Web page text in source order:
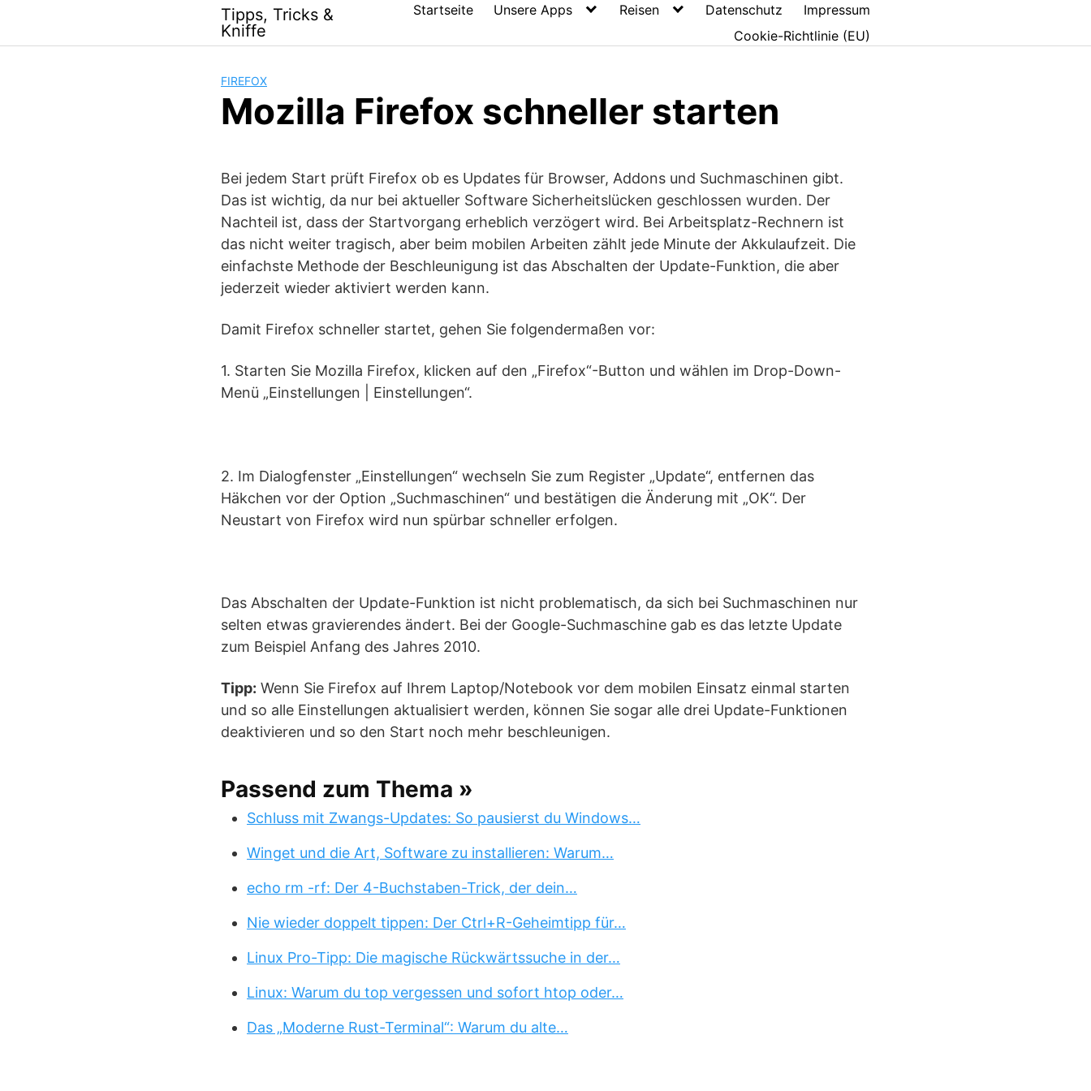
content
Tipps, Tricks &
Kniffe
Startseite Unsere Apps Reisen Datenschutz
Impressum
Cookie-Richtlinie (EU)
FIREFOX
Mozilla Firefox schneller starten
Bei jedem Start prüft Firefox ob es Updates für Browser, Addons und Suchmaschinen gibt.
Das ist wichtig, da nur bei aktueller Software Sicherheitslücken geschlossen wurden. Der
Nachteil ist, dass der Startvorgang erheblich verzögert wird. Bei Arbeitsplatz-Rechnern ist
das nicht weiter tragisch, aber beim mobilen Arbeiten zählt jede Minute der Akkulaufzeit. Die
einfachste Methode der Beschleunigung ist das Abschalten der Update-Funktion, die aber
jederzeit wieder aktiviert werden kann.
Damit Firefox schneller startet, gehen Sie folgendermaßen vor:
1. Starten Sie Mozilla Firefox, klicken auf den „Firefox“-Button und wählen im Drop-Down-
Menü „Einstellungen | Einstellungen“.
2. Im Dialogfenster „Einstellungen“ wechseln Sie zum Register „Update“, entfernen das
Häkchen vor der Option „Suchmaschinen“ und bestätigen die Änderung mit „OK“. Der
Neustart von Firefox wird nun spürbar schneller erfolgen.
Das Abschalten der Update-Funktion ist nicht problematisch, da sich bei Suchmaschinen nur
selten etwas gravierendes ändert. Bei der Google-Suchmaschine gab es das letzte Update
zum Beispiel Anfang des Jahres 2010.
Tipp: Wenn Sie Firefox auf Ihrem Laptop/Notebook vor dem mobilen Einsatz einmal starten
und so alle Einstellungen aktualisiert werden, können Sie sogar alle drei Update-Funktionen
deaktivieren und so den Start noch mehr beschleunigen.
Passend zum Thema »
Schluss mit Zwangs-Updates: So pausierst du Windows…
Winget und die Art, Software zu installieren: Warum…
echo rm -rf: Der 4-Buchstaben-Trick, der dein…
Nie wieder doppelt tippen: Der Ctrl+R-Geheimtipp für…
Linux Pro-Tipp: Die magische Rückwärtssuche in der…
Linux: Warum du top vergessen und sofort htop oder…
Das „Moderne Rust-Terminal“: Warum du alte…